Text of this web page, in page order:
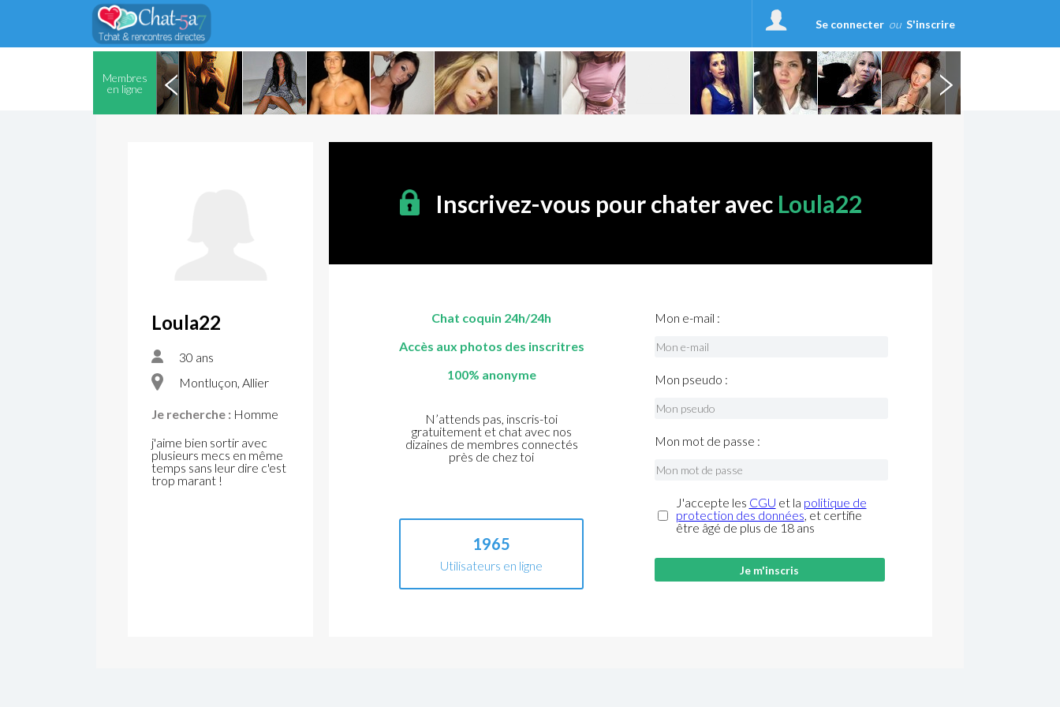
Se connecter ou S'inscrire
Membres
en ligne
Loula22
30 ans
Montluçon, Allier
Je recherche : Homme
j'aime bien sortir avec
plusieurs mecs en même
temps sans leur dire c'est
trop marant !
Inscrivez-vous pour chater avec Loula22
Chat coquin 24h/24h
Accès aux photos des inscritres
100% anonyme
N’attends pas, inscris-toi
gratuitement et chat avec nos
dizaines de membres connectés
près de chez toi
1965
Utilisateurs en ligne
Mon e-mail :
Mon pseudo :
Mon mot de passe :
J'accepte les CGU et la politique de
protection des données, et certifie
être âgé de plus de 18 ans